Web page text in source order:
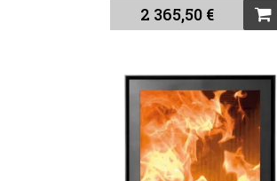
2 365,50 €